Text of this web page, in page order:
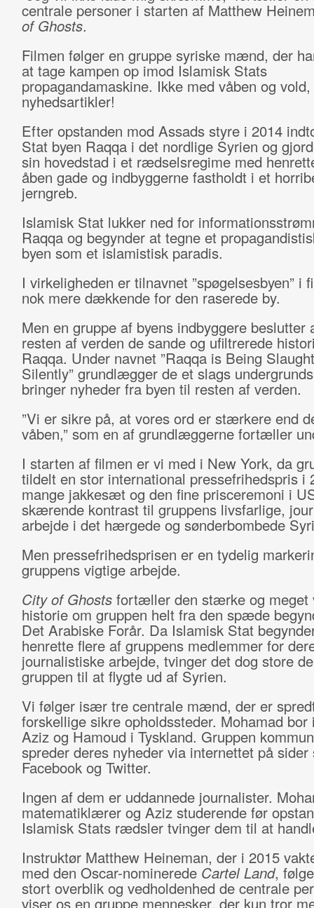
centrale personer i starten af Matthew
of Ghosts.
Filmen følger en gruppe syriske mænd, der
at tage kampen op imod Islamisk Stats
propagandamaskine. Ikke med våben og
nyhedsartikler!
Efter opstanden mod Assads styre i 2014
Stat byen Raqqa i det nordlige Syrien og
sin hovedstad i et rædselsregime med
åben gade og indbyggerne fastholdt i et
jerngreb.
Islamisk Stat lukker ned for
Raqqa og begynder at tegne et
byen som et islamistisk paradis.
I virkeligheden er tilnavnet ”spøgelsesbyen” i
nok mere dækkende for den raserede by.
Men en gruppe af byens indbyggere
resten af verden de sande og ufiltrerede
Raqqa. Under navnet ”Raqqa is Being
Silently” grundlægger de et slags
bringer nyheder fra byen til resten af verden.
”Vi er sikre på, at vores ord er stærkere end
våben,” som en af grundlæggerne fortæller
I starten af filmen er vi med i New York, da
tildelt en stor international pressefrihedspris i
mange jakkesæt og den fine prisceremoni i
skærende kontrast til gruppens livsfarlige,
arbejde i det hærgede og sønderbombede
Men pressefrihedsprisen er en tydelig
gruppens vigtige arbejde.
City of Ghostsfortæller den stærke og meget
historie om gruppen helt fra den spæde
Det Arabiske Forår. Da Islamisk Stat
henrette flere af gruppens medlemmer for
journalistiske arbejde, tvinger det dog store
gruppen til at flygte ud af Syrien.
Vi følger især tre centrale mænd, der er
forskellige sikre opholdssteder. Mohamad bor
Aziz og Hamoud i Tyskland. Gruppen
spreder deres nyheder via internettet på sider
Facebook og Twitter.
Ingen af dem er uddannede journalister.
matematiklærer og Aziz studerende før
Islamisk Stats rædsler tvinger dem til at
Instruktør Matthew Heineman, der i 2015
med den Oscar-nominerede Cartel Land,
stort overblik og vedholdenhed de centrale
viser os en gruppe mennesker, der kun tror